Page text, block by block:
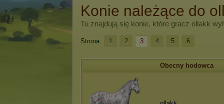
Konie należące do
Tu znajdują się konie, które gracz ollakk
Strona: 1 2 3 4 5 6
Obecny hodowca